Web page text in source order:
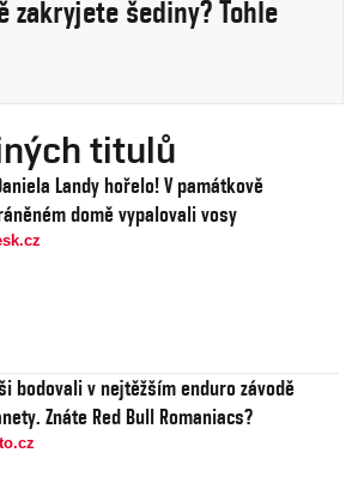
zakryjete šediny? Tohle
titulů
Landy hořelo! V památkově
domě vypalovali vosy
bodovali v nejtěžším enduro závodě
Znáte Red Bull Romaniacs?